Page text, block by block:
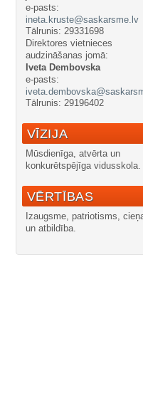
e-pasts:
ineta.kruste@saskarsme.lv
Tālrunis: 29331698
Direktores vietnieces
audzināšanas jomā:
Iveta Dembovska
e-pasts:
Tālrunis: 29196402
VĪZIJA
Mūsdienīga, atvērta un
konkurētspējīga vidusskola.
VĒRTĪBAS
Izaugsme, patriotisms,
un atbildība.